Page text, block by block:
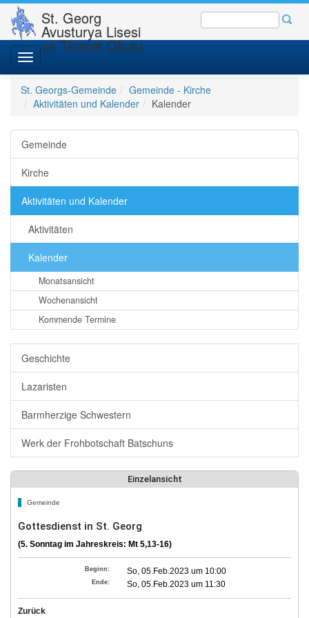
St. Georg
Avusturya Lisesi
ve Ticaret Okulu
Toggle
navigation
St. Georgs-Gemeinde
Gemeinde - Kirche
Aktivitäten und Kalender
Kalender
Gemeinde
Kirche
Aktivitäten und Kalender
Aktivitäten
Kalender
Monatsansicht
Wochenansicht
Kommende Termine
Geschichte
Lazaristen
Barmherzige Schwestern
Werk der Frohbotschaft Batschuns
Einzelansicht
Gemeinde
Gottesdienst in St. Georg
(5. Sonntag im Jahreskreis: Mt 5,13-16)
Beginn: So, 05.Feb.2023 um 10:00
Ende: So, 05.Feb.2023 um 11:30
Zurück